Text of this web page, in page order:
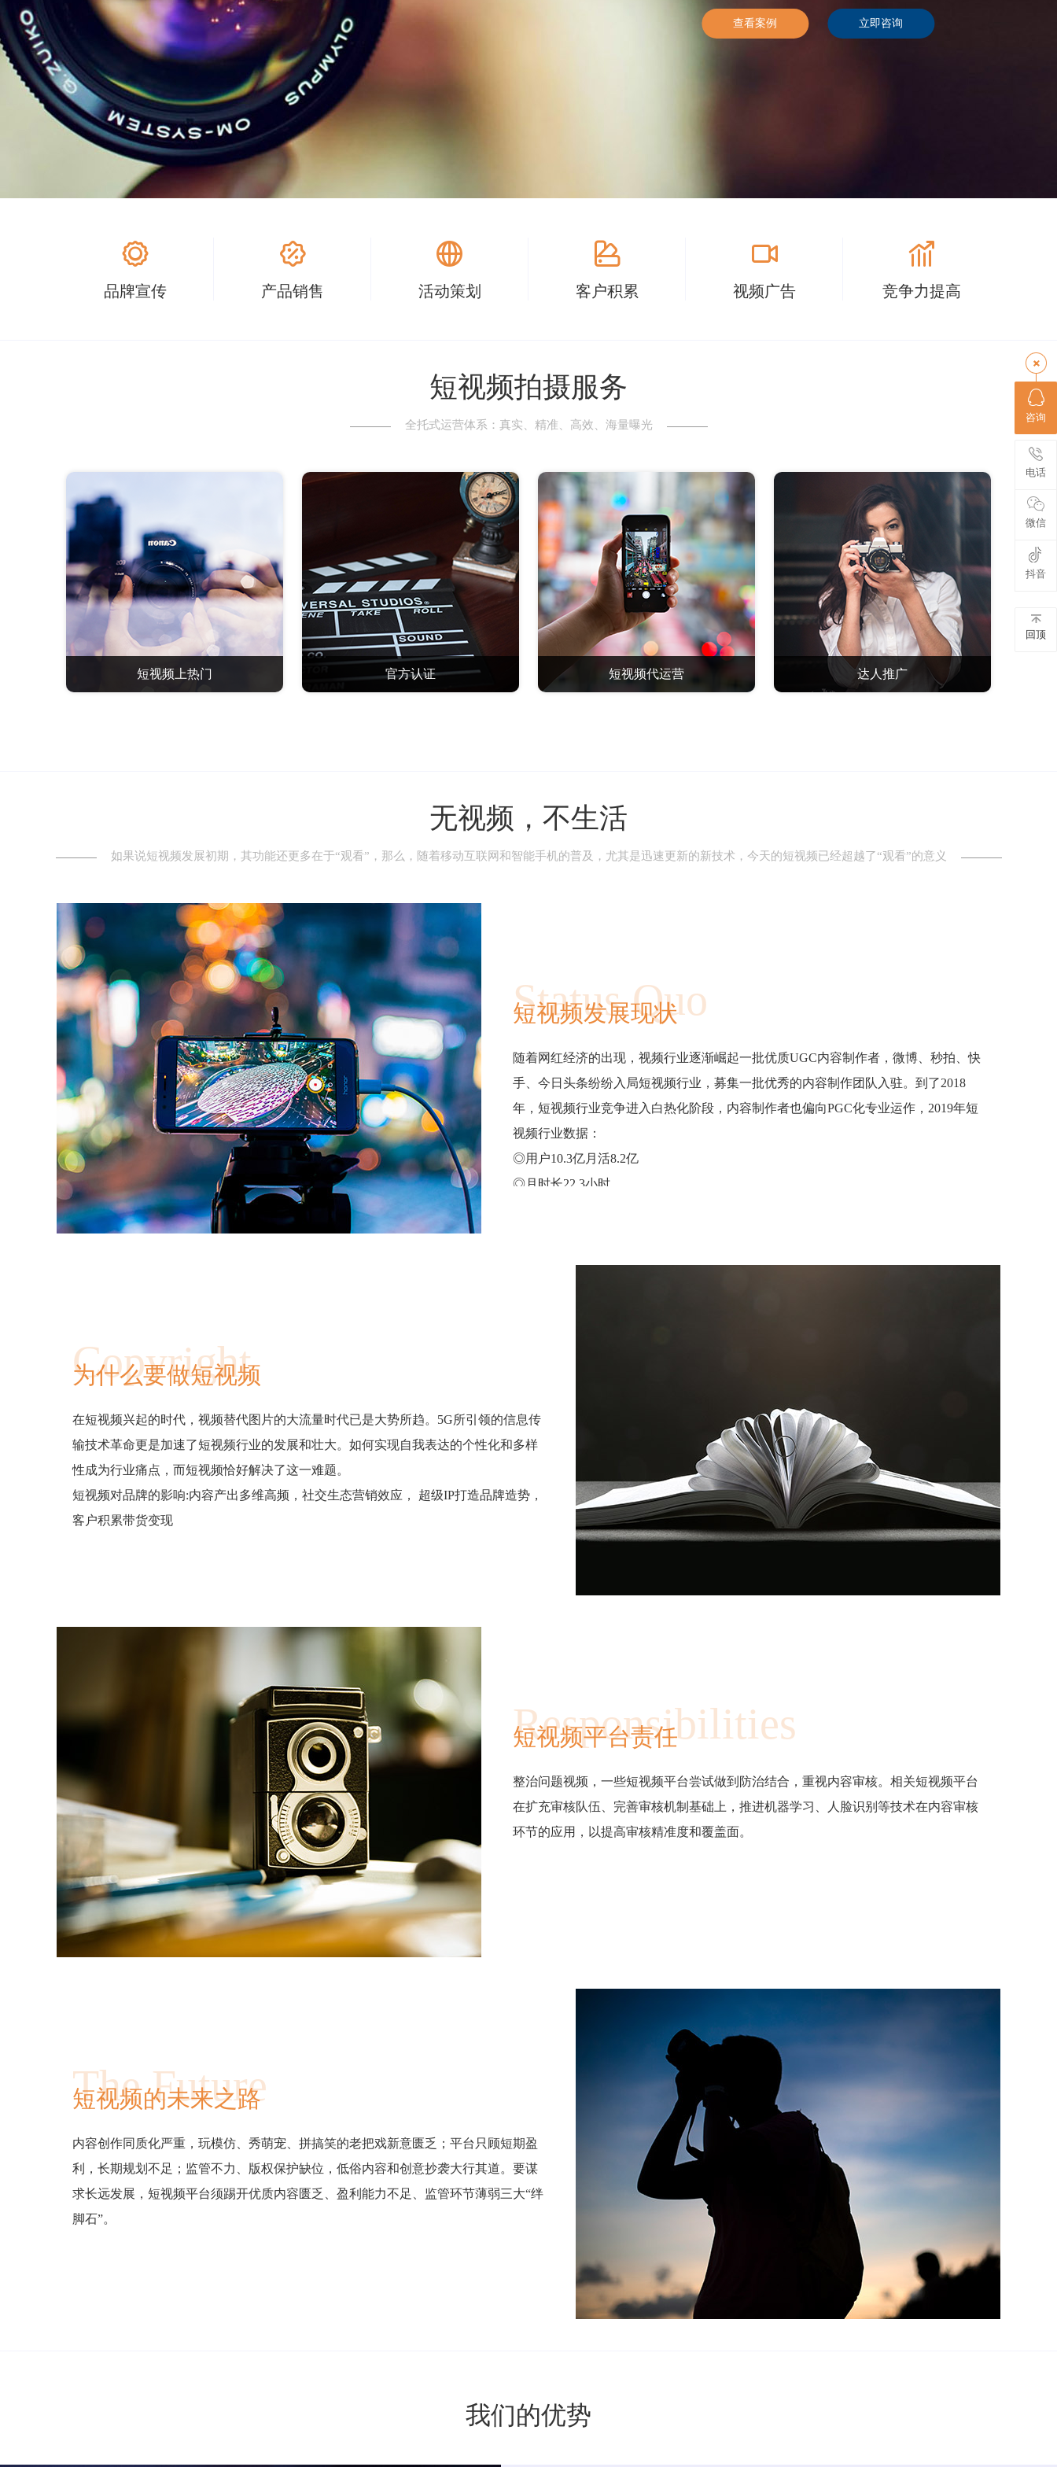
查看案例 立即咨询
品牌宣传 产品销售 活动策划 客户积累 视频广告 竞争力提高
短视频拍摄服务
全托式运营体系：真实、精准、高效、海量曝光
短视频上热门 官方认证 短视频代运营 达人推广
无视频，不生活
如果说短视频发展初期，其功能还更多在于“观看”，那么，随着移动互联网和智能手机的普及，尤其是迅速更新的新技术，今天的短视频已经超越了“观看”的意义
短视频发展现状
Status Quo
随着网红经济的出现，视频行业逐渐崛起一批优质UGC内容制作者，微博、秒拍、快
手、今日头条纷纷入局短视频行业，募集一批优秀的内容制作团队入驻。到了2018
年，短视频行业竞争进入白热化阶段，内容制作者也偏向PGC化专业运作，2019年短
视频行业数据：
◎用户10.3亿月活8.2亿
◎月时长22.3小时
为什么要做短视频
Copyright
在短视频兴起的时代，视频替代图片的大流量时代已是大势所趋。5G所引领的信息传
输技术革命更是加速了短视频行业的发展和壮大。如何实现自我表达的个性化和多样
性成为行业痛点，而短视频恰好解决了这一难题。
短视频对品牌的影响:内容产出多维高频，社交生态营销效应， 超级IP打造品牌造势，
客户积累带货变现
短视频平台责任
Responsibilities
整治问题视频，一些短视频平台尝试做到防治结合，重视内容审核。相关短视频平台
在扩充审核队伍、完善审核机制基础上，推进机器学习、人脸识别等技术在内容审核
环节的应用，以提高审核精准度和覆盖面。
短视频的未来之路
The Future
内容创作同质化严重，玩模仿、秀萌宠、拼搞笑的老把戏新意匮乏；平台只顾短期盈
利，长期规划不足；监管不力、版权保护缺位，低俗内容和创意抄袭大行其道。要谋
求长远发展，短视频平台须踢开优质内容匮乏、盈利能力不足、监管环节薄弱三大“绊
脚石”。
我们的优势
咨询
电话
微信
抖音
回顶